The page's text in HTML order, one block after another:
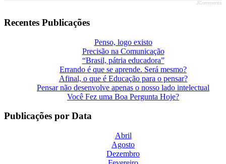
JComments
Recentes Publicações
Penso, logo existo
Precisão na Comunicação
“Brasil, pátria educadora”
Errando é que se aprende. Será mesmo?
Afinal, o que é Educação para o pensar?
Pensar não desenvolve apenas o nosso lado intelectual
Você Fez uma Boa Pergunta Hoje?
Publicações por Data
Abril
Agosto
Dezembro